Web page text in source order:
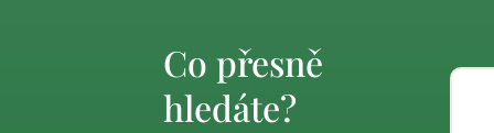
Co přesně
hledáte?